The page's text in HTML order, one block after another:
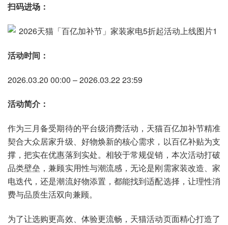
扫码进场：
活动时间：
2026.03.20 00:00 – 2026.03.22 23:59
活动简介：
作为三月备受期待的平台级消费活动，天猫百亿加补节精准
契合大众居家升级、好物焕新的核心需求，以百亿补贴为支
撑，把实在优惠落到实处。相较于常规促销，本次活动打破
品类壁垒，兼顾实用性与潮流感，无论是刚需家装改造、家
电迭代，还是潮流好物添置，都能找到适配选择，让理性消
费与品质生活双向兼顾。
为了让选购更高效、体验更流畅，天猫活动页面精心打造了